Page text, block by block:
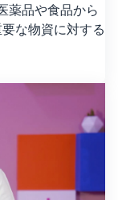
薬品や食品から
な物資に対する